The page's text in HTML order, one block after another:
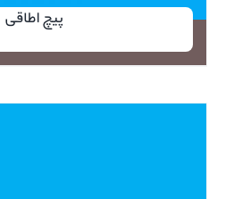
پیچ اطاقی